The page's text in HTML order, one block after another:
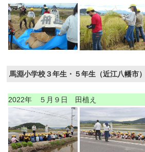
馬淵小学校３年生・５年生（近江八幡市）
2022年 ５月９日 田植え